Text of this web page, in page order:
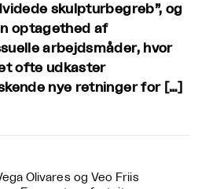
skulpturbegreb”, og
optagethed af
arbejdsmåder, hvor
ofte udkaster
nye retninger for […]
Olivares og Veo Friis